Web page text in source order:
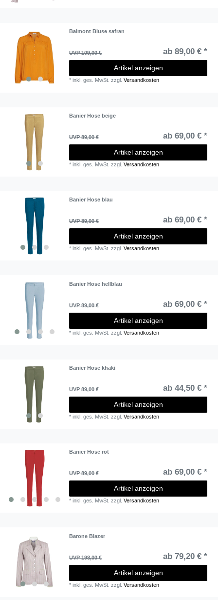
Balmont Bluse safran
UVP 109,00 € ab 89,00 € *
Artikel anzeigen
*inkl. ges. MwSt. zzgl.Versandkosten
Banier Hose beige
UVP 89,00 € ab 69,00 € *
Artikel anzeigen
*inkl. ges. MwSt. zzgl.Versandkosten
Banier Hose blau
UVP 89,00 € ab 69,00 € *
Artikel anzeigen
*inkl. ges. MwSt. zzgl.Versandkosten
Banier Hose hellblau
UVP 89,00 € ab 69,00 € *
Artikel anzeigen
*inkl. ges. MwSt. zzgl.Versandkosten
Banier Hose khaki
UVP 89,00 € ab 44,50 € *
Artikel anzeigen
*inkl. ges. MwSt. zzgl.Versandkosten
Banier Hose rot
UVP 89,00 € ab 69,00 € *
Artikel anzeigen
*inkl. ges. MwSt. zzgl.Versandkosten
Barone Blazer
UVP 198,00 € ab 79,20 € *
Artikel anzeigen
*inkl. ges. MwSt. zzgl.Versandkosten